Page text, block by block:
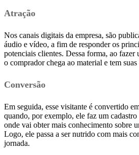
Atração
Nos canais digitais da empresa, são
áudio e vídeo, a fim de responder os
potenciais clientes. Dessa forma, ao fazer
o comprador chega ao material e tem suas
Conversão
Em seguida, esse visitante é convertido
quando, por exemplo, ele faz um
onde vai obter mais conhecimento sobre
Logo, ele passa a ser nutrido com mais
jornada.